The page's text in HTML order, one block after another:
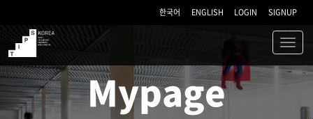
한국어 ENGLISH LOGIN SIGNUP
TIPS
Mypage